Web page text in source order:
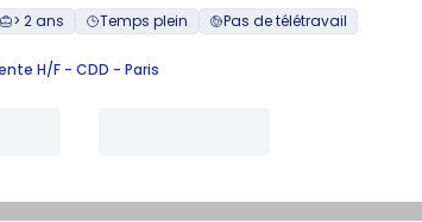
> 2 ans Temps plein Pas de télétravail
H/F - CDD - Paris